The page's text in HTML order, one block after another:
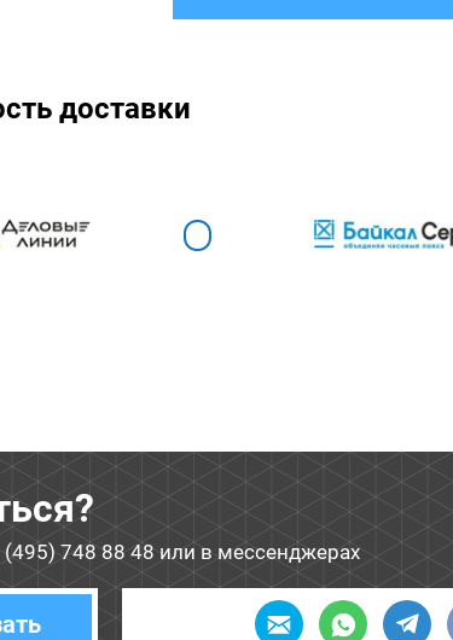
доставки
(495) 748 88 48 или в мессенджерах